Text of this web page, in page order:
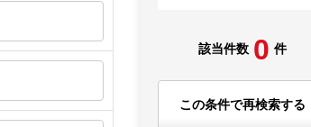
該当件数 0 件
この条件で再検索する